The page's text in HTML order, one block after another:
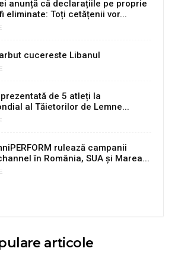
anunță că declarațiile pe proprie
eliminate: Toți cetățenii vor...
cucereste Libanul
de 5 atleți la
al Tăietorilor de Lemne...
rulează campanii
în România, SUA şi Marea...
articole